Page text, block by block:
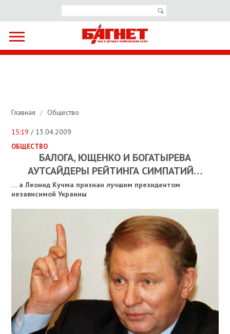
Главная / Общество
15:19 / 13.04.2009
ОБЩЕСТВО
БАЛОГА, ЮЩЕНКО И БОГАТЫРЕВА
АУТСАЙДЕРЫ РЕЙТИНГА СИМПАТИЙ…
… а Леонид Кучма признан лучшим президентом
независимой Украины